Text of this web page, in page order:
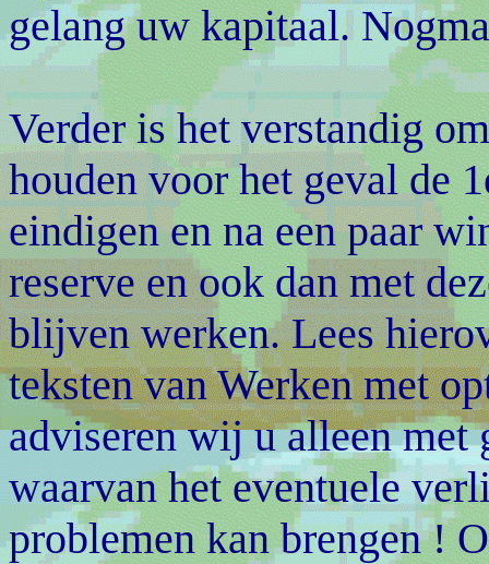
gelang uw kapitaal.
Verder is het verstandig
houden voor het geval de
eindigen en na een paar
reserve en ook dan met
blijven werken. Lees
teksten van Werken met
adviseren wij u alleen met
waarvan het eventuele
problemen kan brengen !